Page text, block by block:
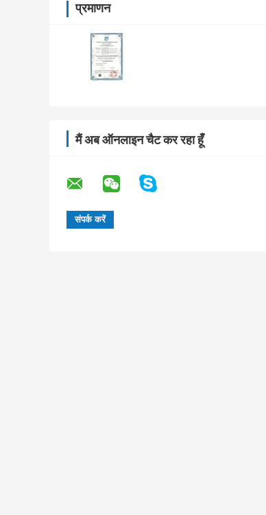
प्रमाणन
मैं अब ऑनलाइन चैट कर रहा हूँ